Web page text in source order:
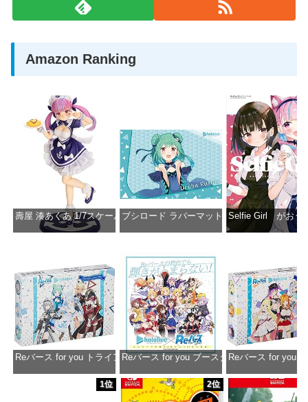
Amazon Ranking
壽屋 湊あくあ 1/7スケール PVC製 塗装済み完成品フィギュア PP942
ブシロード ラバーマットコレクション
Selfie Girl がおう
Reバース for you トライアルデッキ ホロライブプロダクション ver.ホロ
価格：¥1,650
Reバース for you ブースターパック ホロライ
価格：¥2,980
Reバース for you
価格：
1位 2位